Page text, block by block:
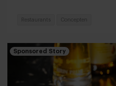
Restaurants Concepten
Sponsored Story